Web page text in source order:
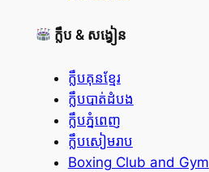
ក្លឹប & សង្វៀន
ក្លឹបគុនខ្មែរ
ក្លឹបបាត់ដំបង
ក្លឹបភ្នំពេញ
ក្លឹបសៀមរាប
Boxing Club and Gym